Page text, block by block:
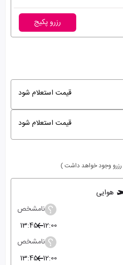
رزرو پکیج
قیمت استعلام شود
قیمت استعلام شود
رزرو وجود خواهد داشت )
هوایی
نامشخص
12:00
13:45
نامشخص
12:00
13:45